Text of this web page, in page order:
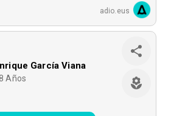
adio.eus
García Viana
Años